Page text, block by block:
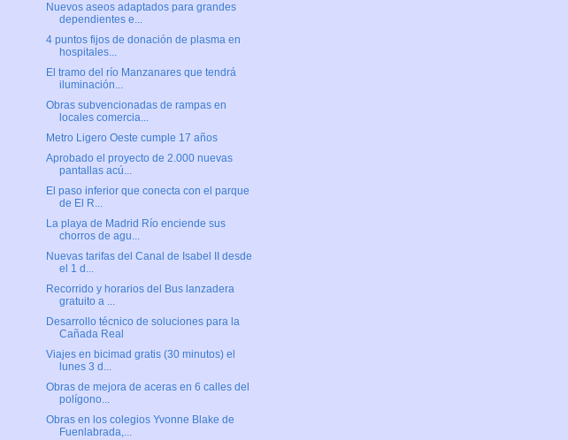
Nuevos aseos adaptados para grandes
dependientes e...
4 puntos fijos de donación de plasma en
hospitales...
El tramo del río Manzanares que tendrá
iluminación...
Obras subvencionadas de rampas en
locales comercia...
Metro Ligero Oeste cumple 17 años
Aprobado el proyecto de 2.000 nuevas
pantallas acú...
El paso inferior que conecta con el parque
de El R...
La playa de Madrid Río enciende sus
chorros de agu...
Nuevas tarifas del Canal de Isabel II desde
el 1 d...
Recorrido y horarios del Bus lanzadera
gratuito a ...
Desarrollo técnico de soluciones para la
Cañada Real
Viajes en bicimad gratis (30 minutos) el
lunes 3 d...
Obras de mejora de aceras en 6 calles del
polígono...
Obras en los colegios Yvonne Blake de
Fuenlabrada,...